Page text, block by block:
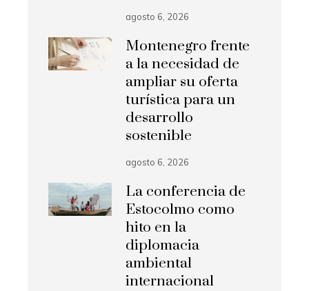
agosto 6, 2026
Montenegro frente
a la necesidad de
ampliar su oferta
turística para un
desarrollo
sostenible
agosto 6, 2026
La conferencia de
Estocolmo como
hito en la
diplomacia
ambiental
internacional